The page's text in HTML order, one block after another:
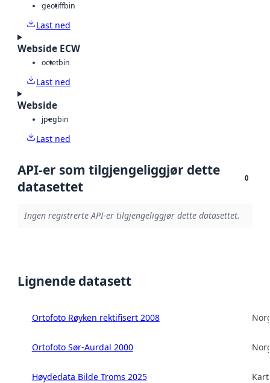
geotiffbin
Last ned
Webside ECW
octetbin
Last ned
Webside
jpegbin
Last ned
API-er som tilgjengeliggjør dette
datasettet
0
Ingen registrerte API-er tilgjengeliggjør dette datasettet.
Lignende datasett
Ortofoto Røyken rektifisert 2008
Ortofoto Sør-Aurdal 2000
Høydedata Bilde Troms 2025